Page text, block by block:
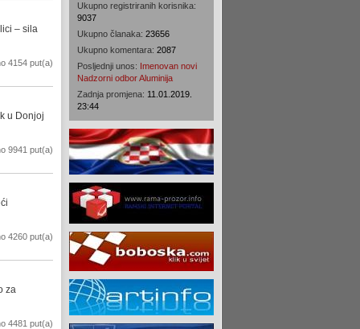
Ukupno registriranih korisnika:
9037
Ukupno članaka: 23656
Ukupno komentara: 2087
Posljednji unos: Imenovan novi
Nadzorni odbor Aluminija
Zadnja promjena: 11.01.2019.
23:44
– sila
4154 put(a)
u Donjoj
9941 put(a)
4260 put(a)
za
4481 put(a)